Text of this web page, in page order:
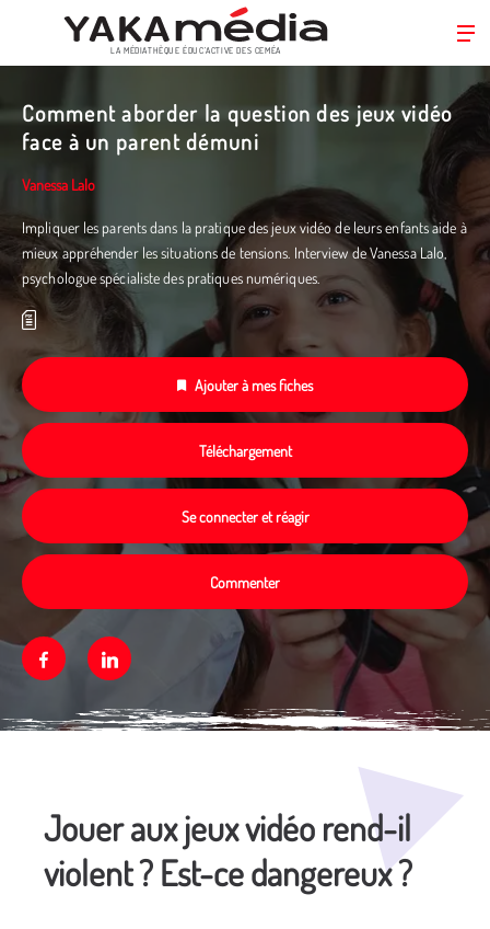
contenu
LA MÉDIATHÈQUE ÉDUC’ACTIVE DES CEMÉA
Comment aborder la question des jeux vidéo
face à un parent démuni
Vanessa Lalo
Impliquer les parents dans la pratique des jeux vidéo de leurs enfants aide à
mieux appréhender les situations de tensions. Interview de Vanessa Lalo,
psychologue spécialiste des pratiques numériques.
Ajouter à mes fiches
Téléchargement
Se connecter et réagir
Commenter
FacebookLinkedin
Jouer aux jeux vidéo rend-il
violent ? Est-ce dangereux ?